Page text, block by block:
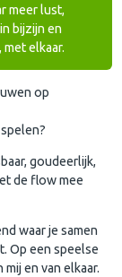
meer lust,
bijzijn en
elkaar.
op
goudeerlijk,
de flow mee
waar je samen
Op een speelse
en van elkaar.